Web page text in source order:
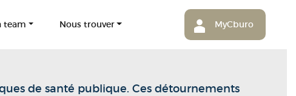
team Nous trouver MyCburo
de santé publique. Ces détournements